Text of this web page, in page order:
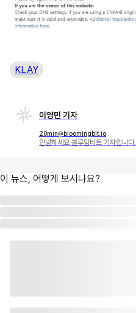
KLAY
이영민 기자
20min@bloomingbit.io
안녕하세요 블루밍비트 기자입니다.
이 뉴스, 어떻게 보시나요?